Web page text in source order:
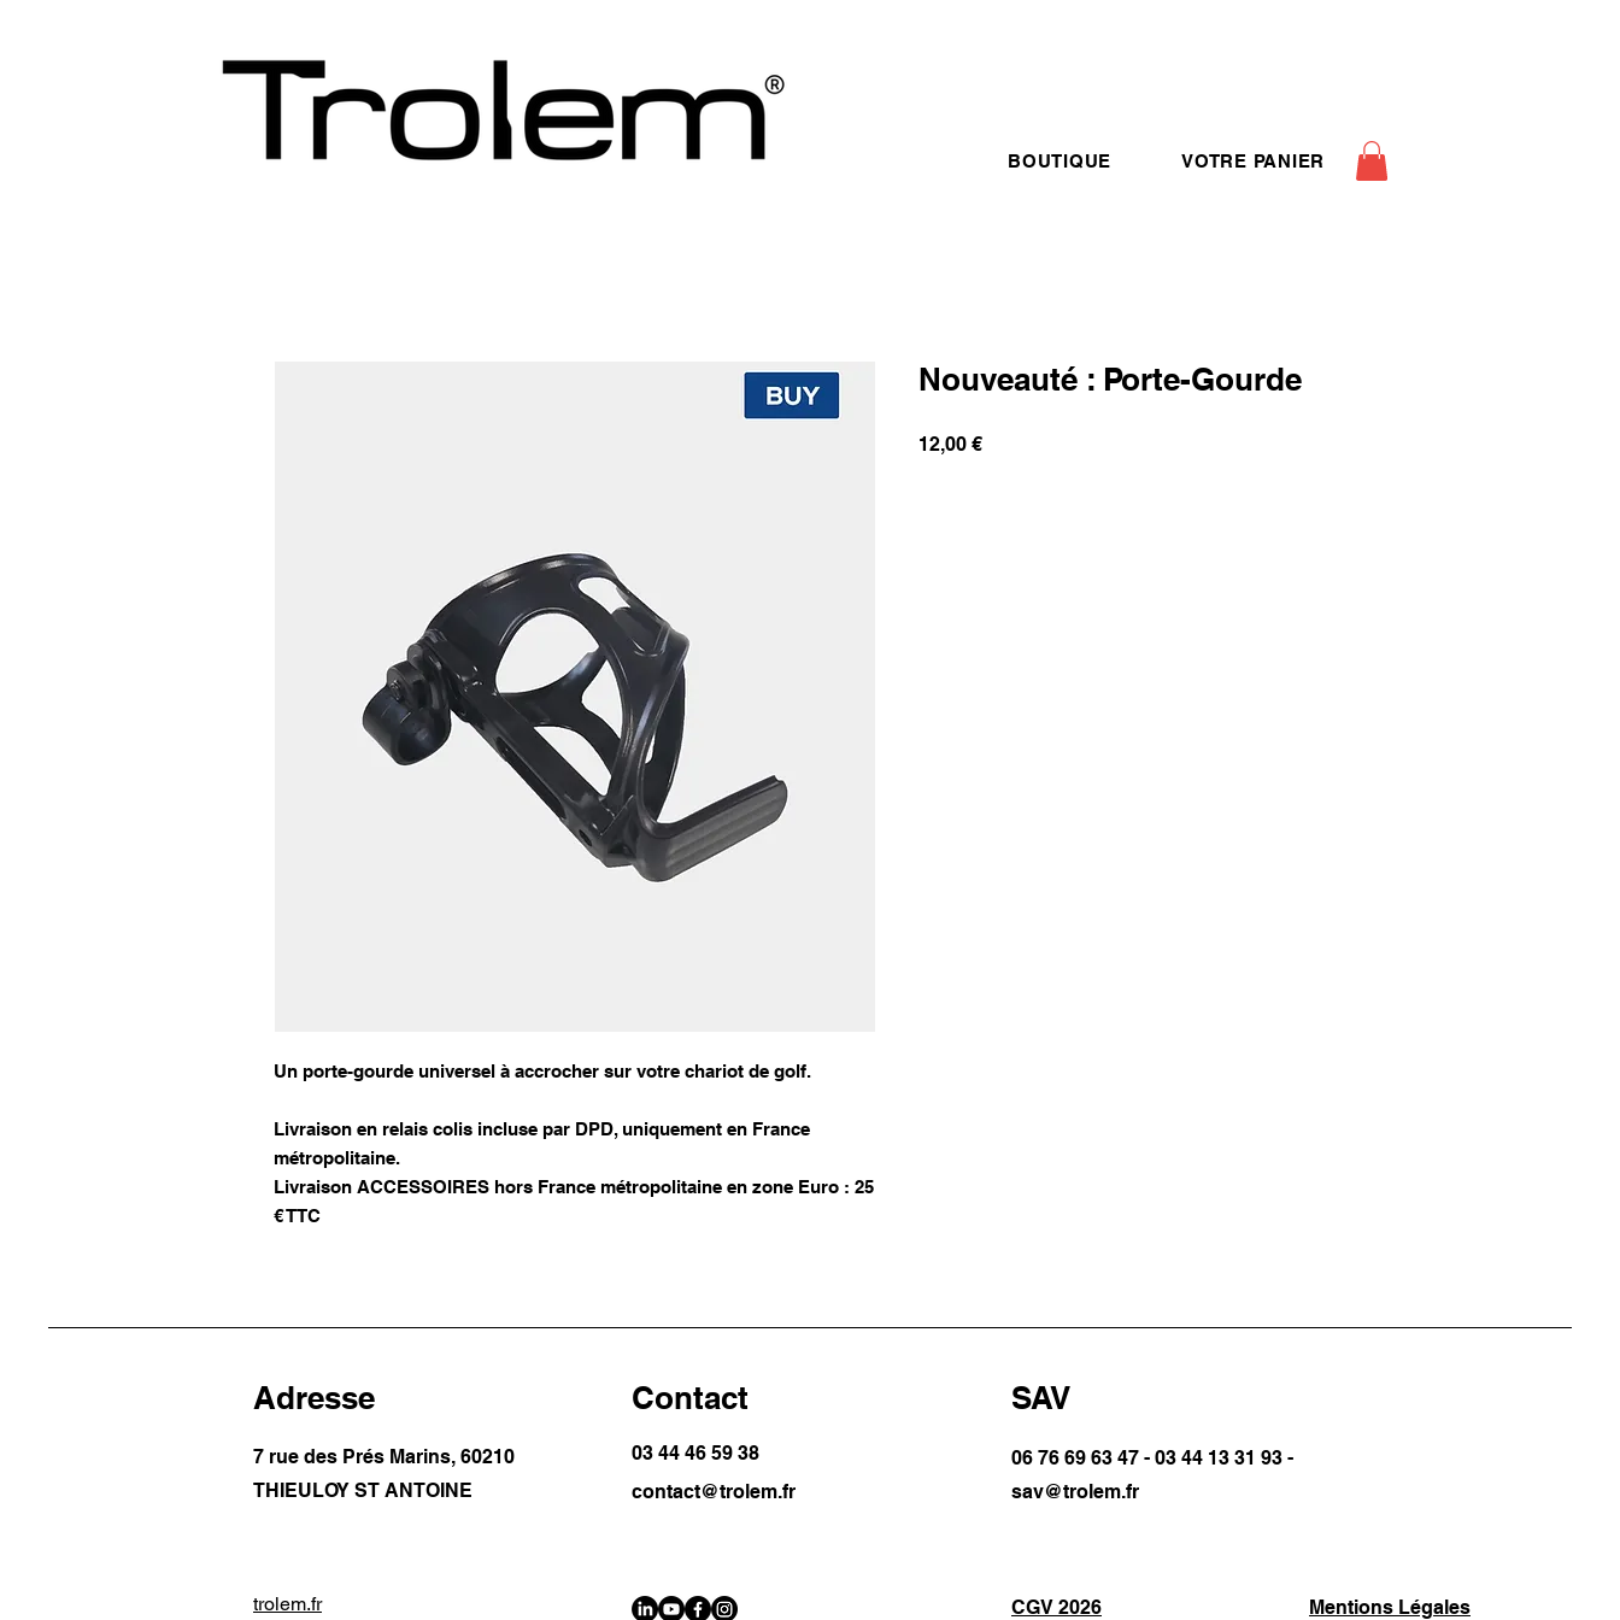
BOUTIQUE VOTRE PANIER
Un porte-gourde universel à accrocher sur votre chariot de golf.
Livraison en relais colis incluse par DPD, uniquement en France
métropolitaine.
Livraison ACCESSOIRES hors France métropolitaine en zone Euro : 25
€ TTC
Nouveauté : Porte-Gourde
12,00 €Prix
Adresse
7 rue des Prés Marins, 60210
THIEULOY ST ANTOINE
trolem.fr
Contact
03 44 46 59 38
contact@trolem.fr
SAV
06 76 69 63 47 - 03 44 13 31 93 -
sav@trolem.fr
CGV 2026 Mentions Légales